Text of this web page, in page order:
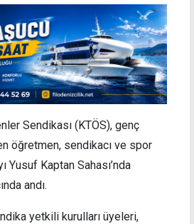
Sendikası (KTÖS), genç
öğretmen, sendikacı ve spor
Yusuf Kaptan Sahası’nda
andı.
yetkili kurulları üyeleri,